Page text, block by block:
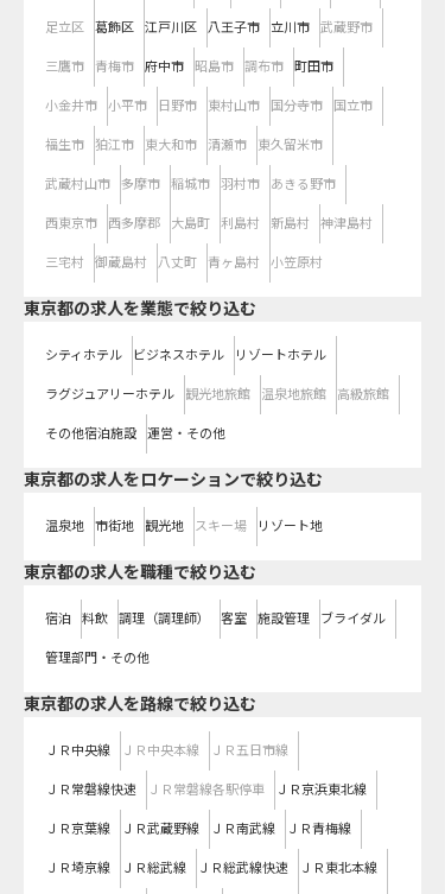
足立区 葛飾区 江戸川区 八王子市 立川市 武蔵野市
三鷹市 青梅市 府中市 昭島市 調布市 町田市
小金井市 小平市 日野市 東村山市 国分寺市 国立市
福生市 狛江市 東大和市 清瀬市 東久留米市
武蔵村山市 多摩市 稲城市 羽村市 あきる野市
西東京市 西多摩郡 大島町 利島村 新島村 神津島村
三宅村 御蔵島村 八丈町 青ヶ島村 小笠原村
東京都の求人を業態で絞り込む
シティホテル ビジネスホテル リゾートホテル
ラグジュアリーホテル 観光地旅館 温泉地旅館 高級旅館
その他宿泊施設 運営・その他
東京都の求人をロケーションで絞り込む
温泉地 市街地 観光地 スキー場 リゾート地
東京都の求人を職種で絞り込む
宿泊 料飲 調理（調理師） 客室 施設管理 ブライダル
管理部門・その他
東京都の求人を路線で絞り込む
ＪＲ中央線 ＪＲ中央本線 ＪＲ五日市線
ＪＲ常磐線快速 ＪＲ常磐線各駅停車 ＪＲ京浜東北線
ＪＲ京葉線 ＪＲ武蔵野線 ＪＲ南武線 ＪＲ青梅線
ＪＲ埼京線 ＪＲ総武線 ＪＲ総武線快速 ＪＲ東北本線